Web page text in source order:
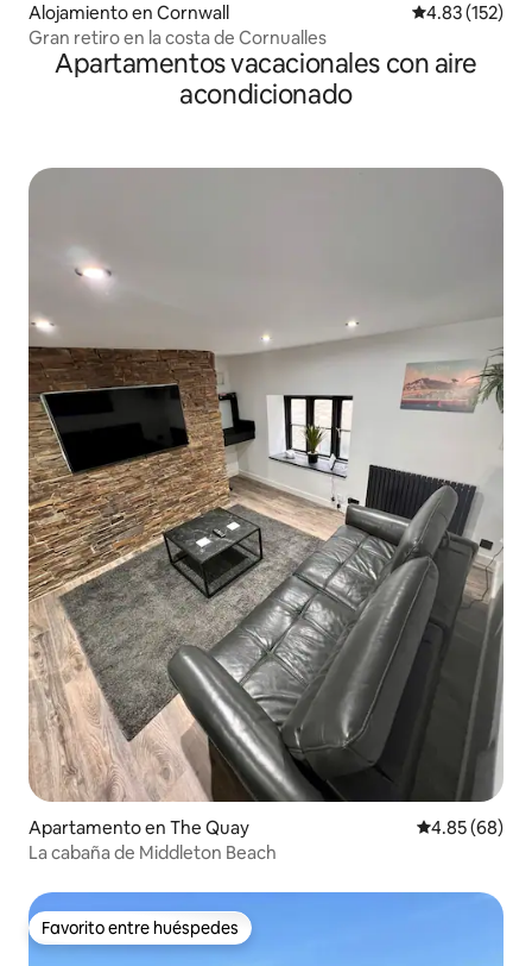
Alojamiento en Cornwall Calificación
4.83 (152)
Gran retiro en la costa de Cornualles
Apartamentos vacacionales con aire
acondicionado
Apartamento en The Quay Calificación
4.85 (68)
La cabaña de Middleton Beach
Favorito entre huéspedes
Favorito entre huéspedes